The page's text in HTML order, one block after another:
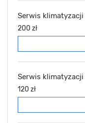
Serwis
200 zł
Serwis
120 zł